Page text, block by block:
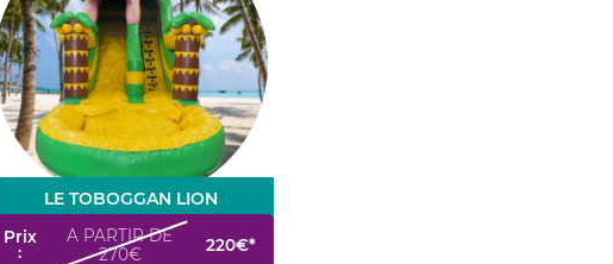
LE TOBOGGAN LION
Prix
:
A PARTIR DE
270€
220€*